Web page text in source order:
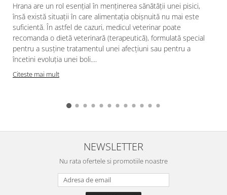
Hrana are un rol esențial în menținerea sănătății unei pisici,
însă există situații în care alimentația obișnuită nu mai este
suficientă. În astfel de cazuri, medicul veterinar poate
recomanda o dietă veterinară (terapeutică), formulată special
pentru a susține tratamentul unei afecțiuni sau pentru a
încetini evoluția unei boli....
Citeste mai mult
NEWSLETTER
Nu rata ofertele si promotiile noastre